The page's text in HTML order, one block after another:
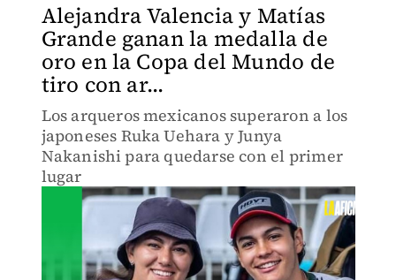
Alejandra Valencia y Matías
Grande ganan la medalla de
oro en la Copa del Mundo de
tiro con ar...
Los arqueros mexicanos superaron a los
japoneses Ruka Uehara y Junya
Nakanishi para quedarse con el primer
lugar